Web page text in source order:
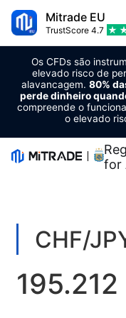
Mitrade EU
TrustScore 4.7
Os CFDs são
elevado risco de
alavancagem. 80%
perde dinheiro
compreende o
o elevado
for
Forex
Matérias-primas
Criptomoedas
Trading
Plataforma de
Gestão de risco
Ferramentas de mercado
Calendário económico
Formação
CHF/
195.212